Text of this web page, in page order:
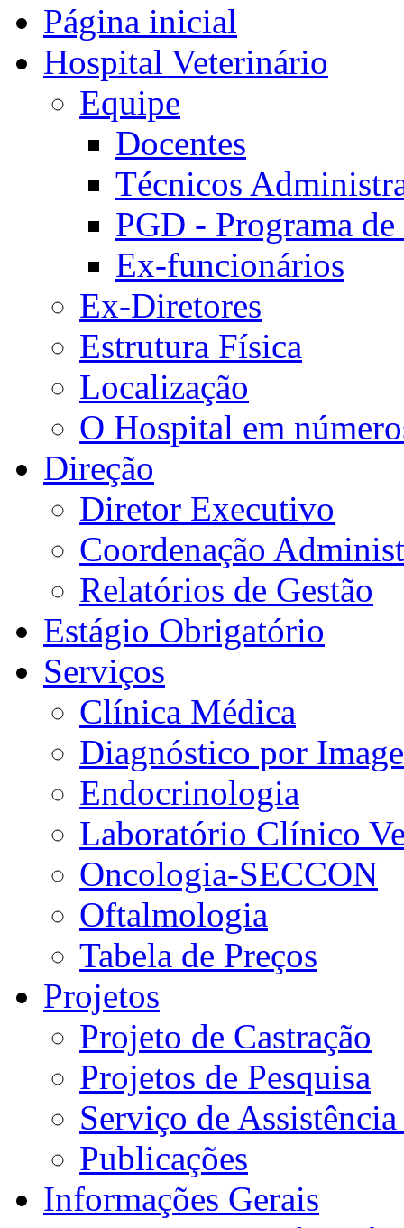
Página inicial
Hospital Veterinário
Equipe
Docentes
Técnicos
PGD - Programa
Ex-funcionários
Ex-Diretores
Estrutura Física
Localização
O Hospital em
Direção
Diretor Executivo
Coordenação
Relatórios de Gestão
Estágio Obrigatório
Serviços
Clínica Médica
Diagnóstico por
Endocrinologia
Laboratório Clínico
Oncologia-SECCON
Oftalmologia
Tabela de Preços
Projetos
Projeto de Castração
Projetos de Pesquisa
Serviço de
Publicações
Informações Gerais